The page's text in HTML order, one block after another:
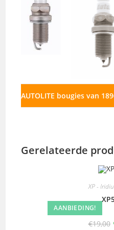
AUTOLITE bougies van
Gerelateerde
AANBIEDING!
XP -
€19,00